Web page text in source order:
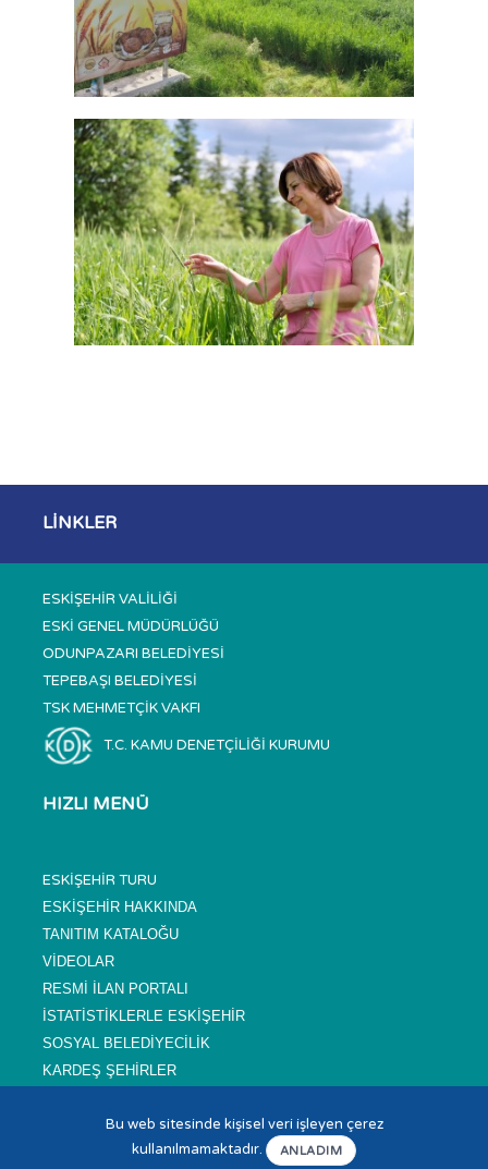
Bu web sitesinde kişisel veri işleyen çerez
kullanılmamaktadır.
ANLADIM
LİNKLER
ESKİŞEHİR VALİLİĞİ
ESKİ GENEL MÜDÜRLÜĞÜ
ODUNPAZARI BELEDİYESİ
TEPEBAŞI BELEDİYESİ
TSK MEHMETÇİK VAKFI
T.C. KAMU DENETÇİLİĞİ KURUMU
HIZLI MENÜ
ESKİŞEHİR TURU
ESKİŞEHİR HAKKINDA
TANITIM KATALOĞU
VİDEOLAR
RESMİ İLAN PORTALI
İSTATİSTİKLERLE ESKİŞEHİR
SOSYAL BELEDİYECİLİK
KARDEŞ ŞEHİRLER
NÖBETÇİ ECZANELER
SİTE HARİTASI